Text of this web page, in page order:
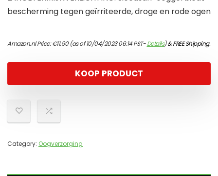
bescherming tegen geïrriteerde, droge en rode ogen
Amazon.nl Price:€11.90(as of 10/04/2023 06:14 PST-Details)&FREE Shipping.
KOOP PRODUCT
Category: Oogverzorging